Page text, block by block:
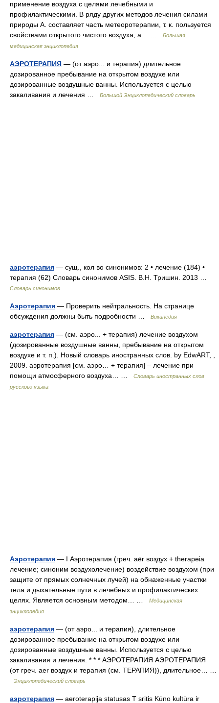
применение воздуха с целями лечебными и
профилактическими. В ряду других методов лечения силами
природы А. составляет часть метеоротерапии, т. к. пользуется
свойствами открытого чистого воздуха, а… …
Большая
медицинская энциклопедия
АЭРОТЕРАПИЯ — (от аэро... и терапия) длительное
дозированное пребывание на открытом воздухе или
дозированные воздушные ванны. Используется с целью
закаливания и лечения …
Большой Энциклопедический словарь
аэротерапия — сущ., кол во синонимов: 2 • лечение (184) •
терапия (62) Словарь синонимов ASIS. В.Н. Тришин. 2013 …
Словарь синонимов
Аэротерапия — Проверить нейтральность. На странице
обсуждения должны быть подробности …
Википедия
аэротерапия — (см. аэро... + терапия) лечение воздухом
(дозированные воздушные ванны, пребывание на открытом
воздухе и т. п.). Новый словарь иностранных слов. by EdwART, ,
2009. аэротерапия [см. аэро… + терапия] – лечение при
помощи атмосферного воздуха… …
Словарь иностранных слов
русского языка
Аэротерапия — I Аэротерапия (греч. aēr воздух + therapeia
лечение; синоним воздухолечение) воздействие воздухом (при
защите от прямых солнечных лучей) на обнаженные участки
тела и дыхательные пути в лечебных и профилактических
целях. Является основным методом… …
Медицинская
энциклопедия
аэротерапия — (от аэро... и терапия), длительное
дозированное пребывание на открытом воздухе или
дозированные воздушные ванны. Используется с целью
закаливания и лечения. * * * АЭРОТЕРАПИЯ АЭРОТЕРАПИЯ
(от греч. aer воздух и терапия (см. ТЕРАПИЯ)), длительное… …
Энциклопедический словарь
аэротерапия — aeroterapija statusas T sritis Kūno kultūra ir